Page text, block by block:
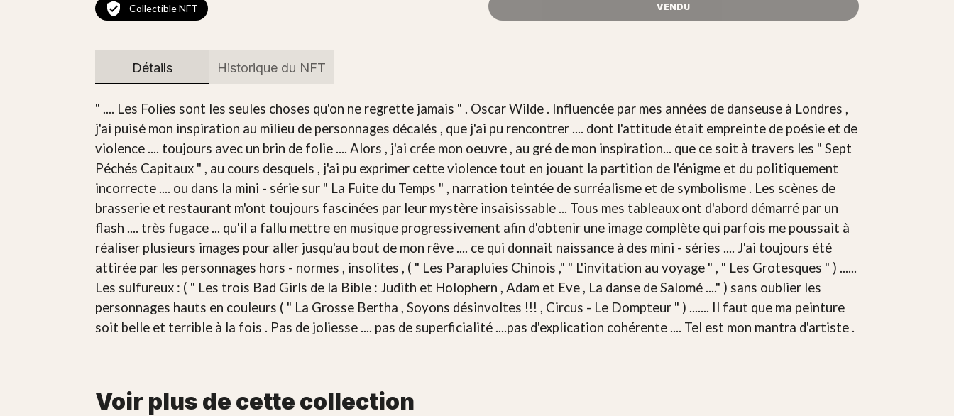
Collectible NFT VENDU
Détails Historique du NFT
" .... Les Folies sont les seules choses qu'on ne regrette jamais " . Oscar Wilde . Influencée par mes années de danseuse à Londres ,
j'ai puisé mon inspiration au milieu de personnages décalés , que j'ai pu rencontrer .... dont l'attitude était empreinte de poésie et de
violence .... toujours avec un brin de folie .... Alors , j'ai crée mon oeuvre , au gré de mon inspiration... que ce soit à travers les " Sept
Péchés Capitaux " , au cours desquels , j'ai pu exprimer cette violence tout en jouant la partition de l'énigme et du politiquement
incorrecte .... ou dans la mini - série sur " La Fuite du Temps " , narration teintée de surréalisme et de symbolisme . Les scènes de
brasserie et restaurant m'ont toujours fascinées par leur mystère insaisissable ... Tous mes tableaux ont d'abord démarré par un
flash .... très fugace ... qu'il a fallu mettre en musique progressivement afin d'obtenir une image complète qui parfois me poussait à
réaliser plusieurs images pour aller jusqu'au bout de mon rêve .... ce qui donnait naissance à des mini - séries .... J'ai toujours été
attirée par les personnages hors - normes , insolites , ( " Les Parapluies Chinois ," " L'invitation au voyage " , " Les Grotesques " ) ......
Les sulfureux : ( " Les trois Bad Girls de la Bible : Judith et Holophern , Adam et Eve , La danse de Salomé ...." ) sans oublier les
personnages hauts en couleurs ( " La Grosse Bertha , Soyons désinvoltes !!! , Circus - Le Dompteur " ) ....... Il faut que ma peinture
soit belle et terrible à la fois . Pas de joliesse .... pas de superficialité ....pas d'explication cohérente .... Tel est mon mantra d'artiste .
Voir plus de cette collection